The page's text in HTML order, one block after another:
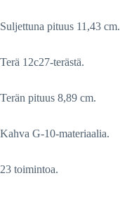
Suljettuna pituus 11,43 cm.
Terä 12c27-terästä.
Terän pituus 8,89 cm.
Kahva G-10-materiaalia.
23 toimintoa.